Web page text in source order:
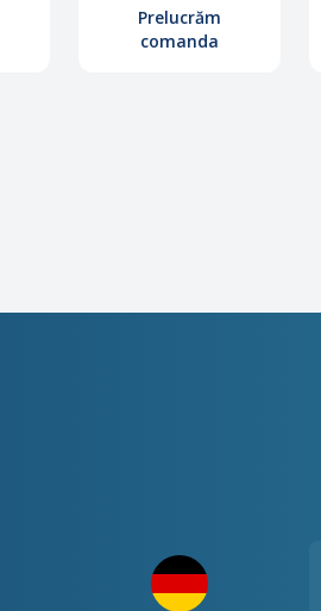
Prelucrăm
comanda